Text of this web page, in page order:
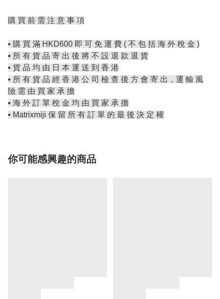
購 買 前 需 注 意 事 項
▪️ 購 買 滿 HKD600 即 可 免 運 費 ( 不 包 括 海 外 稅 金 )
▪️ 所 有 貨 品 寄 出 後 將 不 設 退 款 退 貨
▪️ 貨 品 均 由 日 本 運 送 到 香 港
▪️ 所 有 貨 品 經 香 港 公 司 檢 查 後 方 會 寄 出，運 輸 風
險 需 由 買 家 承 擔
▪️ 海 外 訂 單 稅 金 均 由 買 家 承 擔
▪️ Matrixmiji 保 留 所 有 訂 單 的 最 後 決 定 權
你可能感興趣的商品